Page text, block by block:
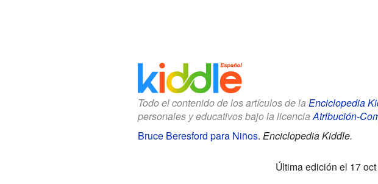
Todo el contenido de los artículos de la Enciclopedia
personales y educativos bajo la licenciaAtribución-
Bruce Beresford para Niños. Enciclopedia Kiddle.
Última edición el 17